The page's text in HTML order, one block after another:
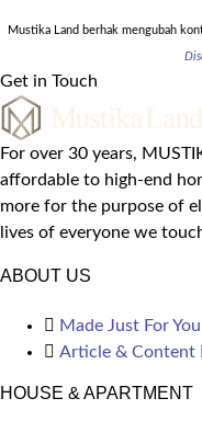
Mustika Land berhak mengubah
Get in Touch
For over 30 years,
affordable to high-end
more for the purpose of
lives of everyone we
ABOUT US
Made Just For You
Article & Content
HOUSE & APARTMENT